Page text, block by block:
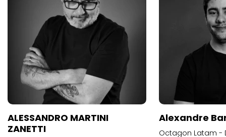
ALESSANDRO MARTINI
ZANETTI
Alexandre
Octagon Latam -